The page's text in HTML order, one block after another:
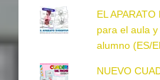
EL
para el aula
alumno (ES/
NUEVO